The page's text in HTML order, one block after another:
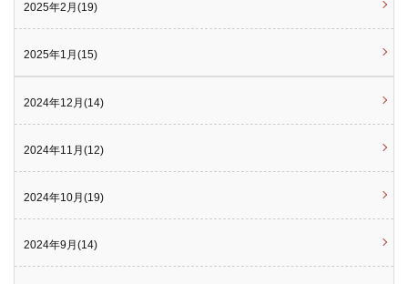
2025年2月(19)
2025年1月(15)
2024年12月(14)
2024年11月(12)
2024年10月(19)
2024年9月(14)